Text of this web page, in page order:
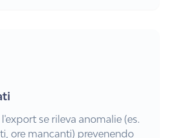
se rileva anomalie (es.
ore mancanti) prevenendo